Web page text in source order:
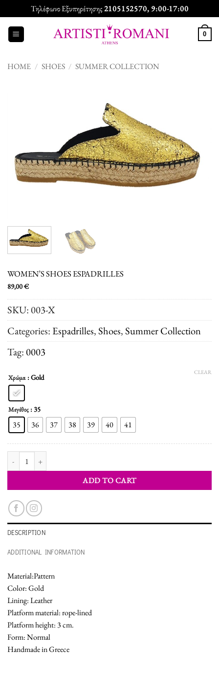
to
content
Τηλέφωνο Εξυπηρέτησης2105152570, 9:00-17:00
0
HOME / SHOES / SUMMER COLLECTION
WOMEN’S SHOES ESPADRILLES
89,00€
SKU: 003-X
Categories: Espadrilles,Shoes,Summer Collection
Tag: 0003
Χρώμα : Gold
Μεγέθος : 35
35 36 37 38 39 40 41
CLEAR
ADD TO CART
DESCRIPTION
ADDITIONAL INFORMATION
Material:Pattern
Color: Gold
Lining: Leather
Platform material: rope-lined
Platform height: 3 cm.
Form: Normal
Handmade in Greece